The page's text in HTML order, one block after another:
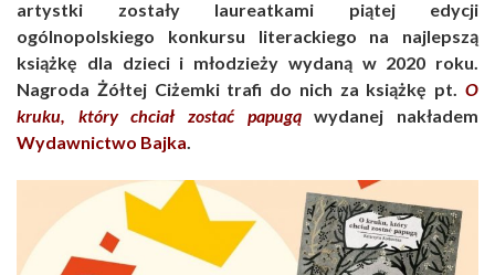
artystki zostały laureatkami piątej edycji
ogólnopolskiego konkursu literackiego na najlepszą
książkę dla dzieci i młodzieży wydaną w 2020 roku.
Nagroda Żółtej Ciżemki trafi do nich za książkę pt. O
kruku, który chciał zostać papugąwydanej nakładem
Wydawnictwo Bajka.